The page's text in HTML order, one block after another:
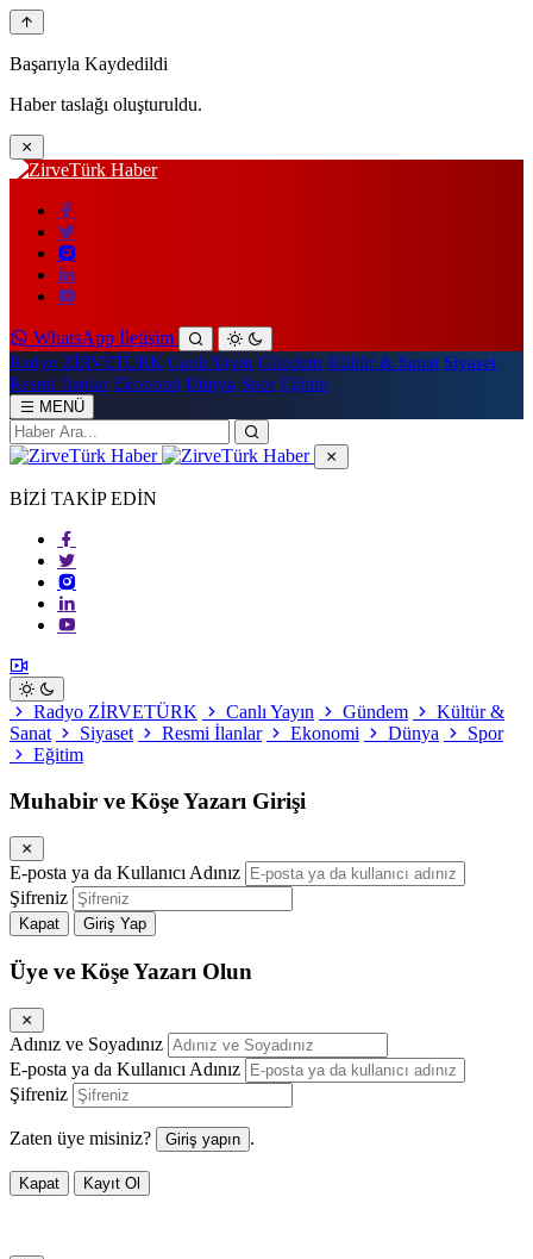
Başarıyla Kaydedildi
Haber taslağı oluşturuldu.
WhatsApp İletişim
Radyo ZİRVETÜRK Canlı Yayın Gündem Kültür & Sanat Siyaset
Resmi İlanlar Ekonomi Dünya Spor Eğitim
MENÜ
BİZİ TAKİP EDİN
Radyo ZİRVETÜRK Canlı Yayın Gündem
Kültür &
Sanat
Siyaset Resmi İlanlar Ekonomi Dünya
Spor
Eğitim
Muhabir ve Köşe Yazarı Girişi
E-posta ya da Kullanıcı Adınız
Şifreniz
Kapat Giriş Yap
Üye ve Köşe Yazarı Olun
Adınız ve Soyadınız
E-posta ya da Kullanıcı Adınız
Şifreniz
Zaten üye misiniz? Giriş yapın .
Kapat Kayıt Ol